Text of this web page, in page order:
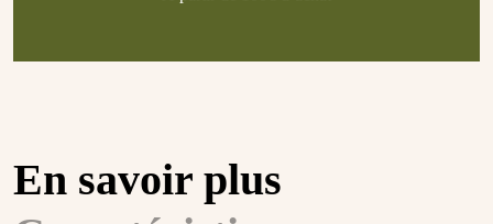
En savoir plus